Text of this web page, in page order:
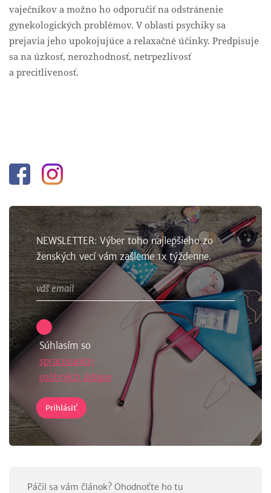
vaječníkov a možno ho odporučiť na odstránenie
gynekologických problémov. V oblasti psychiky sa
prejavia jeho upokojujúce a relaxačné účinky. Predpisuje
sa na úzkosť, nerozhodnosť, netrpezlivosť
a precitlivenosť.
Facebook
NEWSLETTER: Výber toho najlepšieho zo
ženských vecí vám zašleme 1x týždenne.
Súhlasím so
spracovaním
osobných údajov
Páčil sa vám článok? Ohodnoťte ho tu